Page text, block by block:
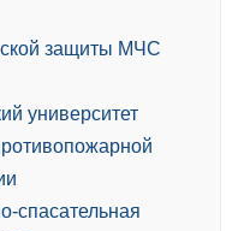
защиты МЧС
университет
спасательная